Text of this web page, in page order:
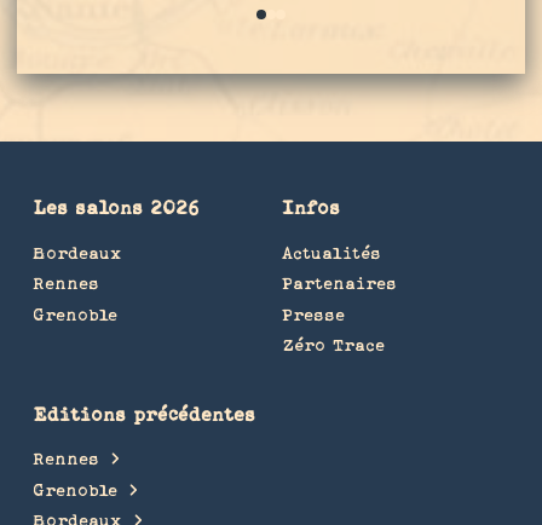
01
Les salons 2026
Bordeaux
Rennes
Grenoble
Infos
Actualités
Partenaires
Presse
Zéro Trace
Editions précédentes
Rennes
Grenoble
Bordeaux